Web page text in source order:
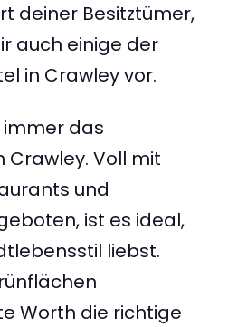
deiner Besitztümer,
auch einige der
in Crawley vor.
immer das
Voll mit
und
ist es ideal,
liebst.
Worth die richtige